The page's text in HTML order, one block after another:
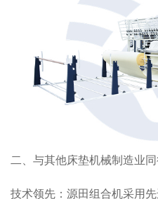
二、与其他床垫机械制造业
技术领先：源田组合机采用